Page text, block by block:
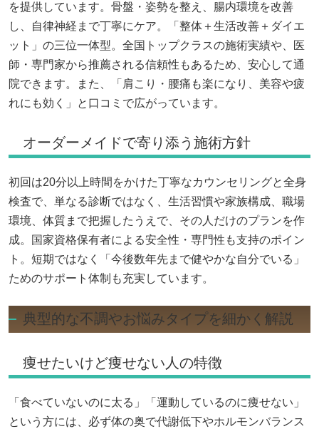
を提供しています。骨盤・姿勢を整え、腸内環境を改善
し、自律神経まで丁寧にケア。「整体＋生活改善＋ダイエ
ット」の三位一体型。全国トップクラスの施術実績や、医
師・専門家から推薦される信頼性もあるため、安心して通
院できます。また、「肩こり・腰痛も楽になり、美容や疲
れにも効く」と口コミで広がっています。
オーダーメイドで寄り添う施術方針
初回は20分以上時間をかけた丁寧なカウンセリングと全身
検査で、単なる診断ではなく、生活習慣や家族構成、職場
環境、体質まで把握したうえで、その人だけのプランを作
成。国家資格保有者による安全性・専門性も支持のポイン
ト。短期ではなく「今後数年先まで健やかな自分でいる」
ためのサポート体制も充実しています。
典型的な不調やお悩みタイプを細かく解説
痩せたいけど痩せない人の特徴
「食べていないのに太る」「運動しているのに痩せない」
という方には、必ず体の奥で代謝低下やホルモンバランス